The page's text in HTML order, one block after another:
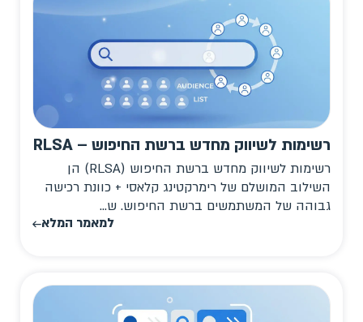
רשימות לשיווק מחדש ברשת החיפוש – RLSA
רשימות לשיווק מחדש ברשת החיפוש (RLSA) הן
השילוב המושלם של רימרקטינג קלאסי + כוונת רכישה
גבוהה של המשתמשים ברשת החיפוש. ש...
למאמר המלא